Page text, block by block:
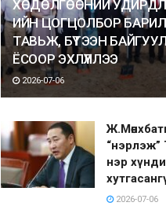
ХӨДӨЛГӨӨНИЙ
ИЙН ЦОГЦОЛБОР
ТАВЬЖ, БҮТЭЭН
ЁСООР ЭХЛҮҮЛЛЭЭ
2026-07-06
“нэрлэж”
нэр
2026-07-06